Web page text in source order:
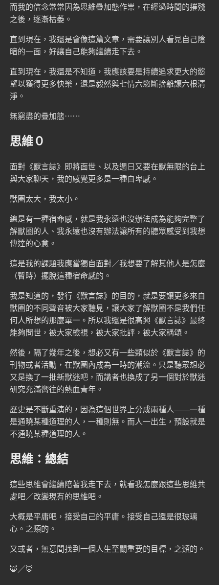
而我的信念常常因為思維疊加態作祟，在經過時間的摧殘
之後，逐漸枯萎。
直到現在，我還是會像這篇文章，需要讓別人看見自己陰
暗的一面，好讓自己能夠繼續走下去。
直到現在，我還是不知道，我應該要是持續追求更大的慾
望以獲得更多快樂，還是毅然與七情六慾斷捨離讓六根清
淨。
無窮盡的疊加態⋯⋯
思維０
面對《獸言誌》即將面世、以及週日又要在獸無限的台上
與大家聊天，我的感覺更多是一種自卑感。
獸圈太大，我太小。
總是有一種宿命感，就是我永遠也沒辦法成為能夠完整了
解獸圈的人、我永遠也沒有辦法讓所有的聽眾感受到我想
傳達的心意。
這是我的課題我應當獨自面對／我想要了解其他人是怎麼
（暫時）擺脫這種宿命感的。
我是知道的，發行《獸言誌》的目的，就是要讓更多來自
獸圈的不同聲音被大家聽見，讓大家了解獸圈不是我們任
何人所想的那麼單一。所以我還是很高興《獸言誌》最終
能夠問世，被大家檢視，被大家批評，被大家稱頌。
然後，隔了幾年之後，想必又有一些類似於《獸言誌》的
刊物或者活動，在獸圈內成為一時的潮流。只是聽眾想必
又是換了一批新獸迷吧，而講者也換成了另一個對於獸迷
研究充滿嚮往的熱血青年。
歷史是不斷重演的，因為這個世界上分成兩種人——一種
是通曉某種道理的人，一種則無。而人一出生，預設就是
不通曉某種道理的人。
思維：總結
這些思維會繼續陪著我走下去，就看我怎麼跟這些思維共
處吧／改變現有的思維吧。
大概是平庸吧，接受自己的平庸。接受自己還是很玻璃
心。之類的。
又或者，無意間找到一個人生至關重要的目標，之類的。
🦊／🦊